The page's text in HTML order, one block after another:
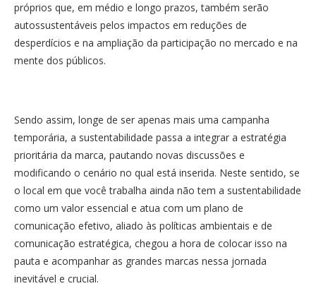
próprios que, em médio e longo prazos, também serão
autossustentáveis pelos impactos em reduções de
desperdícios e na ampliação da participação no mercado e na
mente dos públicos.
Sendo assim, longe de ser apenas mais uma campanha
temporária, a sustentabilidade passa a integrar a estratégia
prioritária da marca, pautando novas discussões e
modificando o cenário no qual está inserida. Neste sentido, se
o local em que você trabalha ainda não tem a sustentabilidade
como um valor essencial e atua com um plano de
comunicação efetivo, aliado às políticas ambientais e de
comunicação estratégica, chegou a hora de colocar isso na
pauta e acompanhar as grandes marcas nessa jornada
inevitável e crucial.